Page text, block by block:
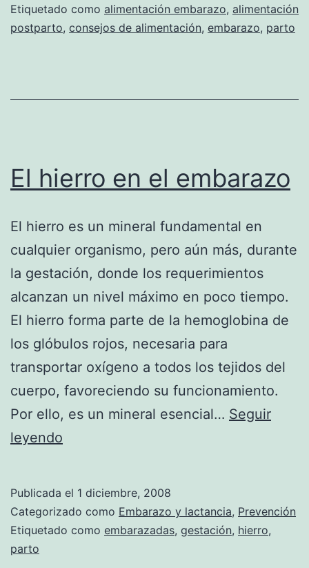
Etiquetado como alimentación embarazo, alimentación
postparto, consejos de alimentación, embarazo, parto
El hierro en el embarazo
El hierro es un mineral fundamental en
cualquier organismo, pero aún más, durante
la gestación, donde los requerimientos
alcanzan un nivel máximo en poco tiempo.
El hierro forma parte de la hemoglobina de
los glóbulos rojos, necesaria para
transportar oxígeno a todos los tejidos del
cuerpo, favoreciendo su funcionamiento.
Por ello, es un mineral esencial… Seguir
leyendo
el
embarazo
Publicada el 1 diciembre, 2008
Categorizado como Embarazo y lactancia, Prevención
Etiquetado como embarazadas, gestación, hierro,
parto